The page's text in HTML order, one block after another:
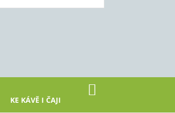
KE KÁVĚ I ČAJI